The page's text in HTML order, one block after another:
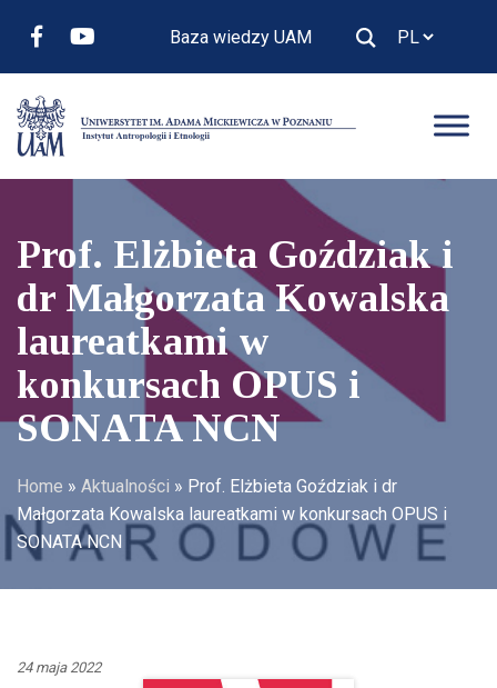
Baza wiedzy UAM
Prof. Elżbieta Goździak i
dr Małgorzata Kowalska
laureatkami w
konkursach OPUS i
SONATA NCN
Home » Aktualności » Prof. Elżbieta Goździak i dr
Małgorzata Kowalska laureatkami w konkursach OPUS i
SONATA NCN
24 maja 2022